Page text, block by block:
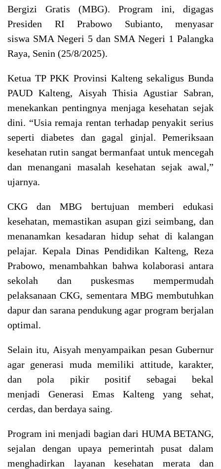
Bergizi Gratis (MBG). Program ini, digagas
Presiden RI Prabowo Subianto, menyasar
siswa SMA Negeri 5 dan SMA Negeri 1 Palangka
Raya, Senin (25/8/2025).
Ketua TP PKK Provinsi Kalteng sekaligus Bunda
PAUD Kalteng, Aisyah Thisia Agustiar Sabran,
menekankan pentingnya menjaga kesehatan sejak
dini. “Usia remaja rentan terhadap penyakit serius
seperti diabetes dan gagal ginjal. Pemeriksaan
kesehatan rutin sangat bermanfaat untuk mencegah
dan menangani masalah kesehatan sejak awal,”
ujarnya.
CKG dan MBG bertujuan memberi edukasi
kesehatan, memastikan asupan gizi seimbang, dan
menanamkan kesadaran hidup sehat di kalangan
pelajar. Kepala Dinas Pendidikan Kalteng, Reza
Prabowo, menambahkan bahwa kolaborasi antara
sekolah dan puskesmas mempermudah
pelaksanaan CKG, sementara MBG membutuhkan
dapur dan sarana pendukung agar program berjalan
optimal.
Selain itu, Aisyah menyampaikan pesan Gubernur
agar generasi muda memiliki attitude, karakter,
dan pola pikir positif sebagai bekal
menjadi Generasi Emas Kalteng yang sehat,
cerdas, dan berdaya saing.
Program ini menjadi bagian dari HUMA BETANG,
sejalan dengan upaya pemerintah pusat dalam
menghadirkan layanan kesehatan merata dan